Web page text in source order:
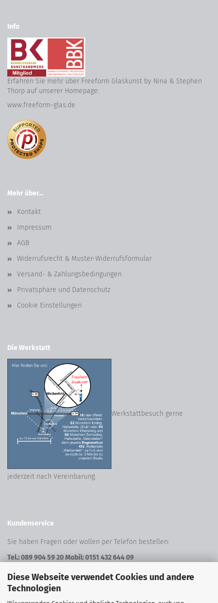
Diese Webseite verwendet Cookies und andere
Technologien
Info
Erfahren Sie mehr über Freeform Glaskunst by Nina & Stephen
Thorp auf unserer Homepage:
www.freeform-glas.de
Mehr über...
Kontakt
Impressum
AGB
Widerrufsrecht & Muster-Widerrufsformular
Versand- & Zahlungsbedingungen
Privatsphäre und Datenschutz
Cookie Einstellungen
Die Werkstatt
Werkstattbesuch gerne
jederzeit nach Vereinbarung.
Kundenservice
Sie haben Fragen oder wollen per Telefon bestellen:
Tel.: 089 904 59 20 Mobil: 0151 432 644 09
Oder bestellen Sie per E-Mail unter:
shop@freeform24.de